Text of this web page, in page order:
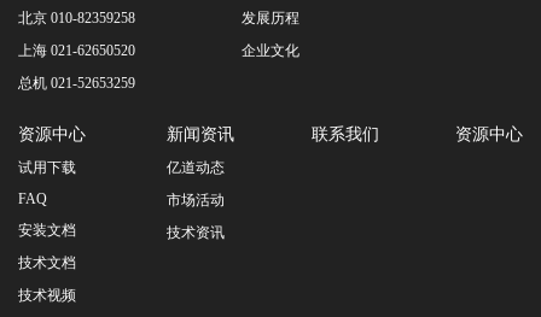
北京 010-82359258
上海 021-62650520
总机 021-52653259
发展历程
企业文化
资源中心
试用下载
FAQ
安装文档
技术文档
技术视频
新闻资讯
亿道动态
市场活动
技术资讯
联系我们 资源中心